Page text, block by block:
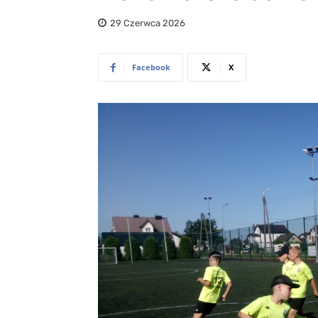
29 Czerwca 2026
Facebook X